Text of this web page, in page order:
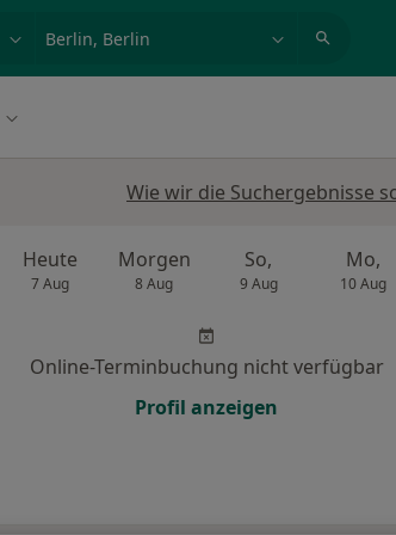
Wie wir die Suchergebnisse
Heute
7 Aug
Morgen
8 Aug
So,
9 Aug
Mo,
10 Aug
Online-Terminbuchung nicht verfügbar
Profil anzeigen